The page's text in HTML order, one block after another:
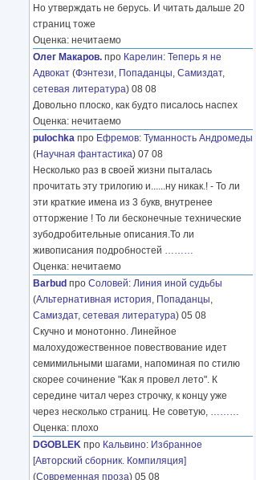
Но утверждать не берусь. И читать дальше 20
страниц тоже
Оценка: нечитаемо
Олег Макаров. про Карелин: Теперь я не
Адвокат (Фэнтези, Попаданцы, Самиздат,
сетевая литература) 08 08
Довольно плоско, как будто писалось наспех
Оценка: нечитаемо
pulochka про Ефремов: Туманность Андромеды
(Научная фантастика) 07 08
Несколько раз в своей жизни пыталась
прочитать эту трилогию и......ну никак.! - То ли
эти краткие имена из 3 букв, внутренее
отторжение ! То ли бесконечные технические
зубодробительные описания.То ли
живописания подробностей ………
Оценка: нечитаемо
Barbud про Соловей: Линия иной судьбы
(Альтернативная история, Попаданцы,
Самиздат, сетевая литература) 05 08
Скучно и монотонно. Линейное
малохудожественное повествование идет
семимильными шагами, напоминая по стилю
скорее сочинение "Как я провел лето". К
середине читал через строчку, к концу уже
через несколько страниц. Не советую, ………
Оценка: плохо
DGOBLEK про Кальвино: Избранное
[Авторский сборник. Компиляция]
(Современная проза) 05 08